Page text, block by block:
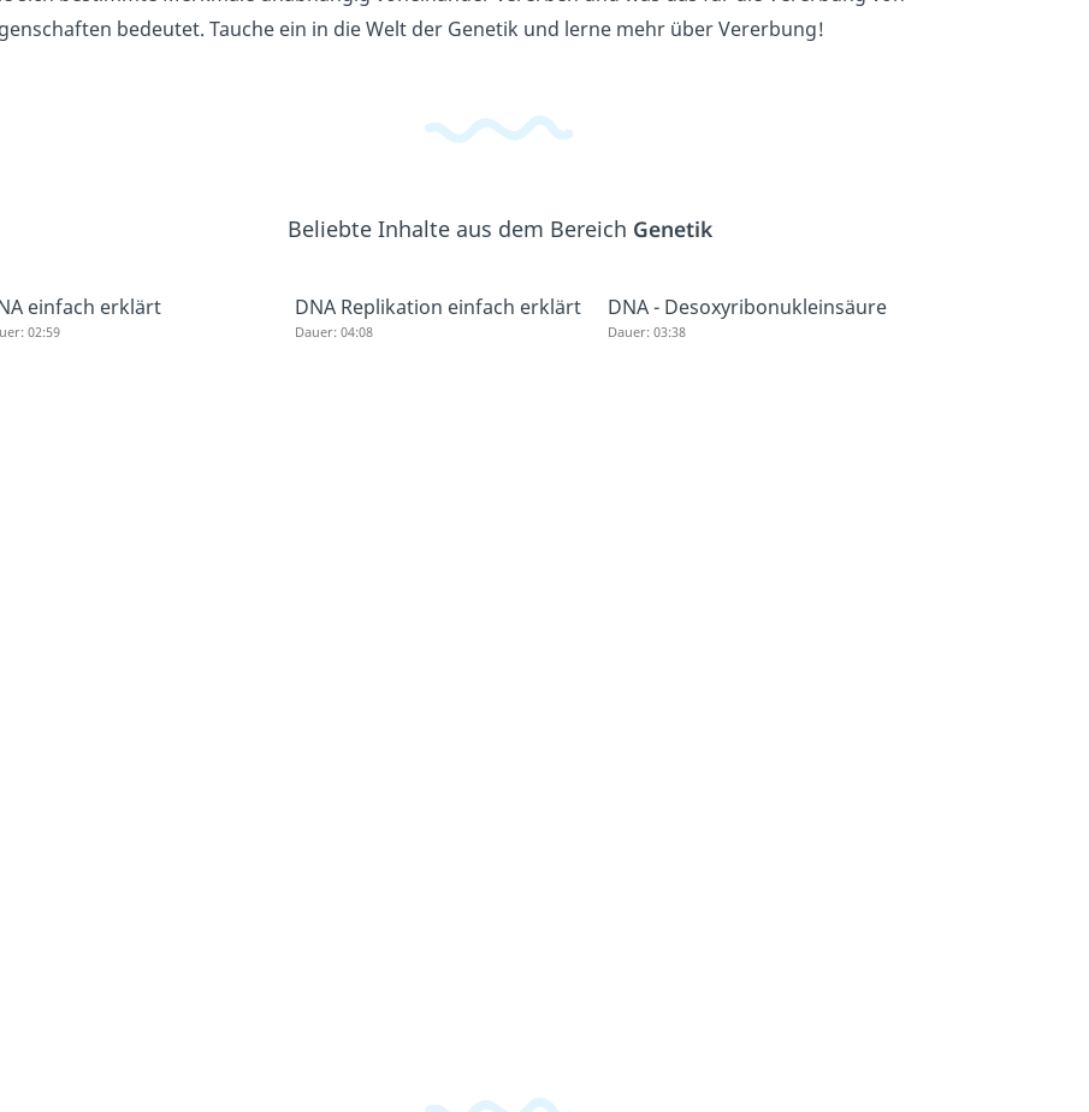
bedeutet. Tauche ein in die Welt der Genetik und lerne mehr über Vererbung!
Beliebte Inhalte aus dem Bereich Genetik
einfach erklärt
02:59
DNA Replikation einfach erklärt
Dauer: 04:08
DNA - Desoxyribonukleinsäure
Dauer: 03:38